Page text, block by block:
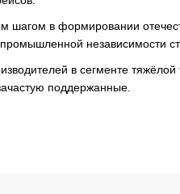
шагом в формировании
независимости
в сегменте тяжёлой
поддержанные.